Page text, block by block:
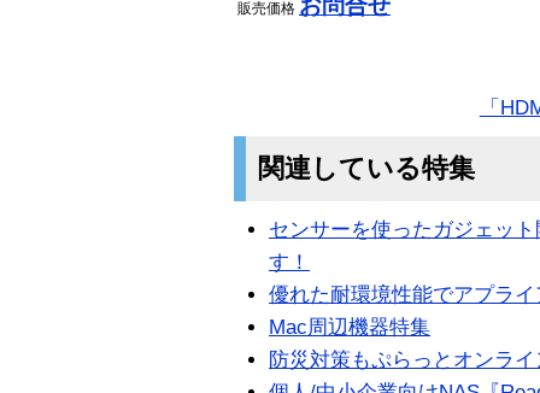
販売価格 お問合せ
「
関連している特集
センサーを使ったガジェッ
す！
優れた耐環境性能でアプラ
Mac周辺機器特集
防災対策もぷらっとオンラ